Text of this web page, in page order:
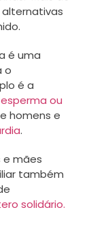
é uma
o
é a
ou
homens e
.
e mães
também
solidário.